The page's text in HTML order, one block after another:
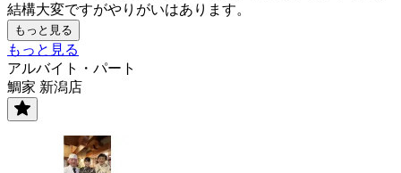
結構大変ですがやりがいはあります。
もっと見る
もっと見る
アルバイト・パート
鯛家 新潟店